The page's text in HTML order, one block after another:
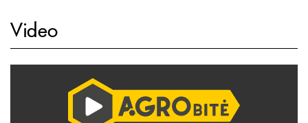
Video